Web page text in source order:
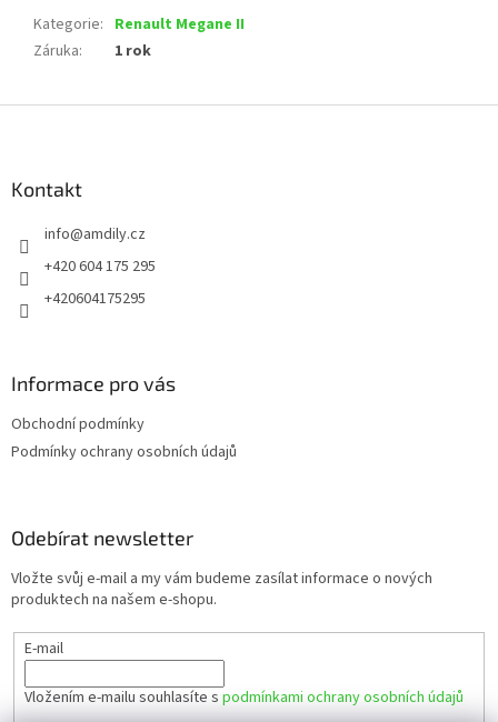
Kategorie: Renault Megane II
Záruka: 1 rok
Kontakt
info@amdily.cz
+420 604 175 295
+420604175295
Informace pro vás
Obchodní podmínky
Podmínky ochrany osobních údajů
Odebírat newsletter
Vložte svůj e-mail a my vám budeme zasílat informace o nových
produktech na našem e-shopu.
E-mail
Vložením e-mailu souhlasíte s podmínkami ochrany osobních údajů